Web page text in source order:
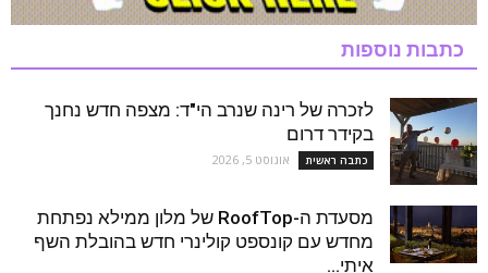
כתבות נוספות
לזכרה של רינה שנרב הי"ד: מצפה חדש נחנך
בקידר דרום
כתבה ראשית אוגוסט 5, 2026
מסעדת ה-RoofTop של מלון ממילא נפתחת
מחדש עם קונספט קולינרי חדש בהובלת השף
איתי...